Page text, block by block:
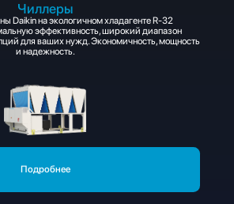
Чиллеры
Daikin на экологичном хладагенте R-32
эффективность, широкий диапазон
для ваших нужд. Экономичность, мощность
и надежность.
Подробнее